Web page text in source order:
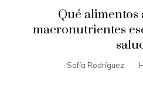
Qué alimentos
macronutrientes
Sofía Rodríguez